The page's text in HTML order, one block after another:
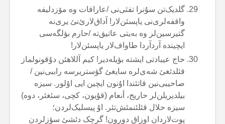
گلدیک‌تن سۇنرا تفثی‌نی /عارافات وە مۆزدلیفە
واقفەلری‌نی یاپسئن‌لار! آداق‌لارئ‌نئ یری‌نە
گتیرسین‌لر وە بەیتی عاتیق‌تە /حارم بؤلگەسی
ایچیندە آردآردا طاواف‌لار یاپسئن‌لار!
حاج عیبادتی ایشتە بؤیلەدیر! کیم آللاهئن دۇقونولماز
قئلدئغئ شەی‌لرە سایغئ گؤستریرسە راببی‌نین /
صاحیبی‌نین قاتئندا اۇنون ایچین ایی اۇلور. سیزە
بیلدیریلن‌لر حاریج، أنعام (قۇیون، کچی، سئغئر، دوە)
سیزە حلال قئلئنمئش‌تئر. اۇ پیسلیک‌لردن؛
پوت‌لاردان اوزاق دورون! گرچک دئشئ سؤزلردن